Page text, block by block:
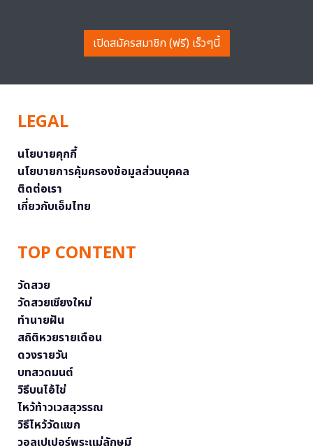
เปิดสมัครสมาชิก (ฟรี) เร็วๆนี้
LEGAL
นโยบายคุกกี้
นโยบายการคุ้มครองข้อมูลส่วนบุคคล
ติดต่อเรา
เกี่ยวกับเอ็มไทย
TOP CONTENT
วัดสวย
วัดสวยเชียงใหม่
ทำนายฝัน
สถิติหวยรายเดือน
ดวงรายวัน
บทสวดมนต์
วิธีบนไอ้ไข่
ไหว้ท้าวเวสสุวรรณ
วิธีไหว้วัดแขก
วอลเปเปอร์พระแม่ลักษมี